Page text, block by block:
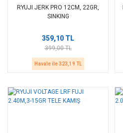
RYUJI JERK PRO 12CM, 22GR,
SINKING
359,10 TL
399,00 TL
Havale ile 323,19 TL